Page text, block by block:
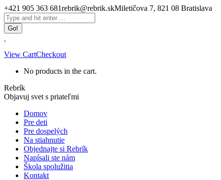
Skip
to
content
+421 905 363 681rebrik@rebrik.skMiletičova 7, 821 08 Bratislava
Facebook
page
opens
in
new
window
Search:
View CartCheckout
No products in the cart.
Rebrík
Objavuj svet s priateľmi
Domov
Pre deti
Pre dospelých
Na stiahnutie
Objednajte si Rebrík
Napísali ste nám
Škola spolužitia
Kontakt